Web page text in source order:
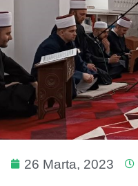
26 Marta, 2023